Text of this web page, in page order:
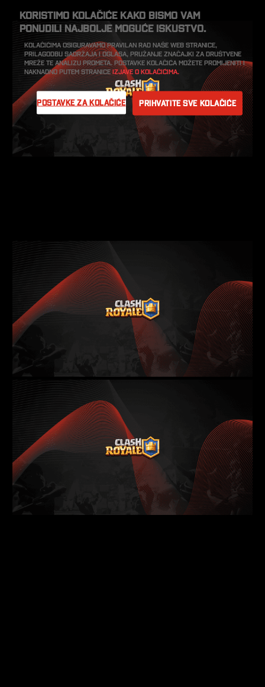
Koristimo kolačiće kako bismo vam
ponudili najbolje moguće iskustvo.
Kolačićima osiguravamo pravilan rad naše web stranice,
prilagodbu sadržaja i oglasa, pružanje značajki za društvene
mreže te analizu prometa. Postavke kolačića možete promijeniti i
naknadno putem straniceIzjave o kolačićima.
Postavke za kolačiće Prihvatite sve kolačiće